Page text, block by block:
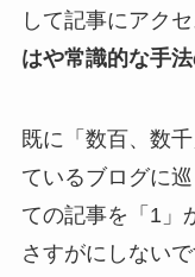
して記事にアク
はや常識的な手法
既に「数百、数
ているブログに
ての記事を「1」
さすがにしない